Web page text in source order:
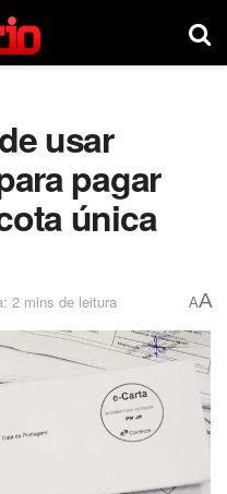
usar
pagar
única
2 mins de leitura AA